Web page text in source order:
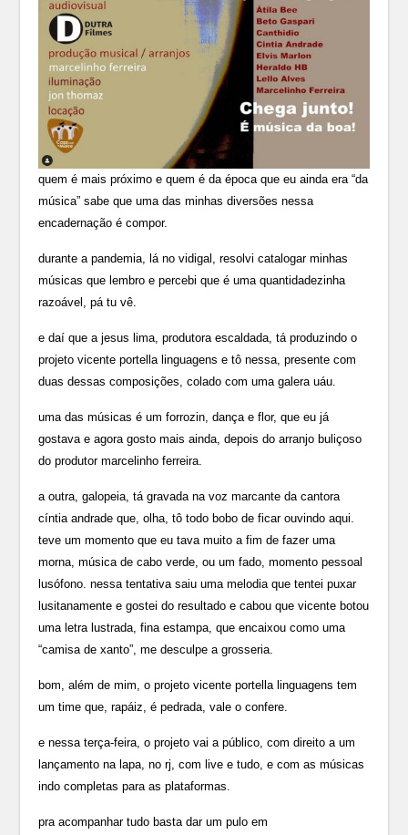
quem é mais próximo e quem é da época que eu ainda era “da
música” sabe que uma das minhas diversões nessa
encadernação é compor.
durante a pandemia, lá no vidigal, resolvi catalogar minhas
músicas que lembro e percebi que é uma quantidadezinha
razoável, pá tu vê.
e daí que a jesus lima, produtora escaldada, tá produzindo o
projeto vicente portella linguagens e tô nessa, presente com
duas dessas composições, colado com uma galera uáu.
uma das músicas é um forrozin, dança e flor, que eu já
gostava e agora gosto mais ainda, depois do arranjo buliçoso
do produtor marcelinho ferreira.
a outra, galopeia, tá gravada na voz marcante da cantora
cíntia andrade que, olha, tô todo bobo de ficar ouvindo aqui.
teve um momento que eu tava muito a fim de fazer uma
morna, música de cabo verde, ou um fado, momento pessoal
lusófono. nessa tentativa saiu uma melodia que tentei puxar
lusitanamente e gostei do resultado e cabou que vicente botou
uma letra lustrada, fina estampa, que encaixou como uma
“camisa de xanto”, me desculpe a grosseria.
bom, além de mim, o projeto vicente portella linguagens tem
um time que, rapáiz, é pedrada, vale o confere.
e nessa terça-feira, o projeto vai a público, com direito a um
lançamento na lapa, no rj, com live e tudo, e com as músicas
indo completas para as plataformas.
pra acompanhar tudo basta dar um pulo em